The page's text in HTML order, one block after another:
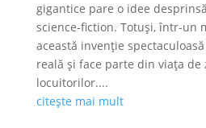
gigantice pare o idee
science-fiction. Totuși, într-un
această invenție
reală și face parte din viața de
locuitorilor....
citește mai mult